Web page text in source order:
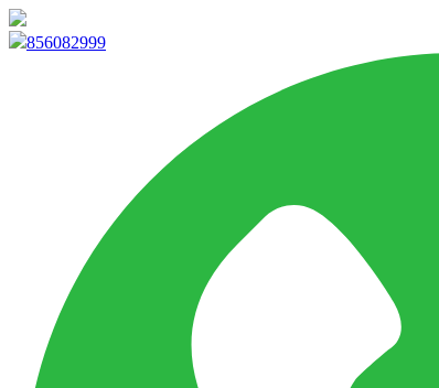
856082999